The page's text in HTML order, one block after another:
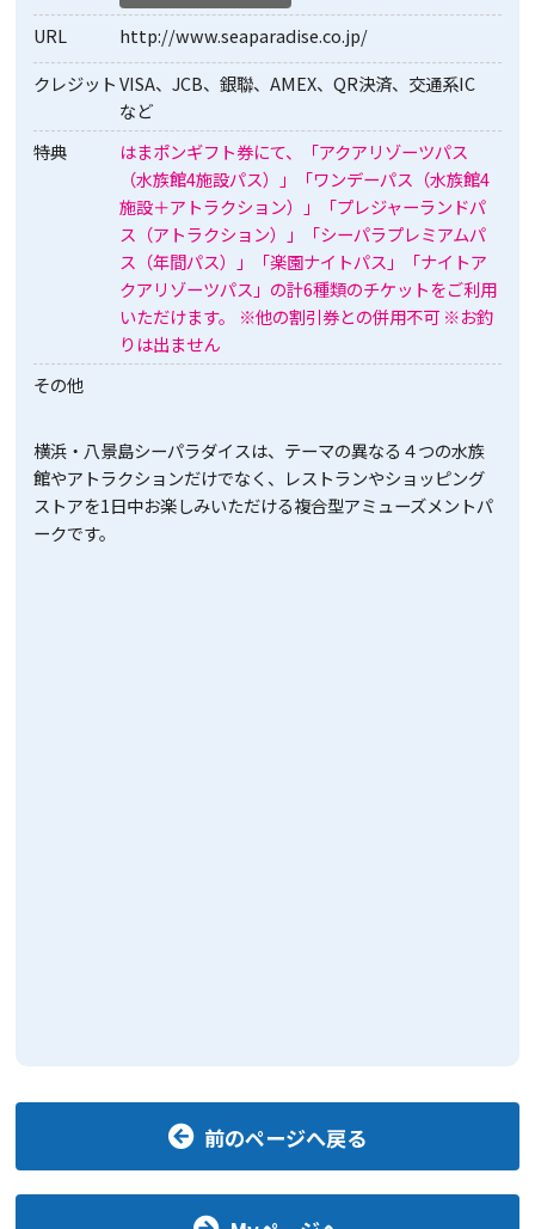
URL
http://www.seaparadise.co.jp/
クレジット VISA、JCB、銀聯、AMEX、QR決済、交通系IC
など
特典
はまポンギフト券にて、「アクアリゾーツパス
（水族館4施設パス）」「ワンデーパス（水族館4
施設＋アトラクション）」「プレジャーランドパ
ス（アトラクション）」「シーパラプレミアムパ
ス（年間パス）」「楽園ナイトパス」「ナイトア
クアリゾーツパス」の計6種類のチケットをご利用
いただけます。 ※他の割引券との併用不可 ※お釣
りは出ません
その他
横浜・八景島シーパラダイスは、テーマの異なる４つの水族
館やアトラクションだけでなく、レストランやショッピング
ストアを1日中お楽しみいただける複合型アミューズメントパ
ークです。
前のページへ戻る